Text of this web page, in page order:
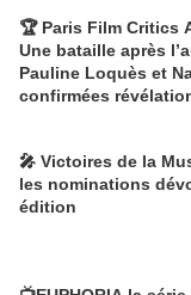
🏆 Paris Film Critics
Une bataille après
Pauline Loquès et
confirmées
🎤 Victoires de la
les nominations
édition